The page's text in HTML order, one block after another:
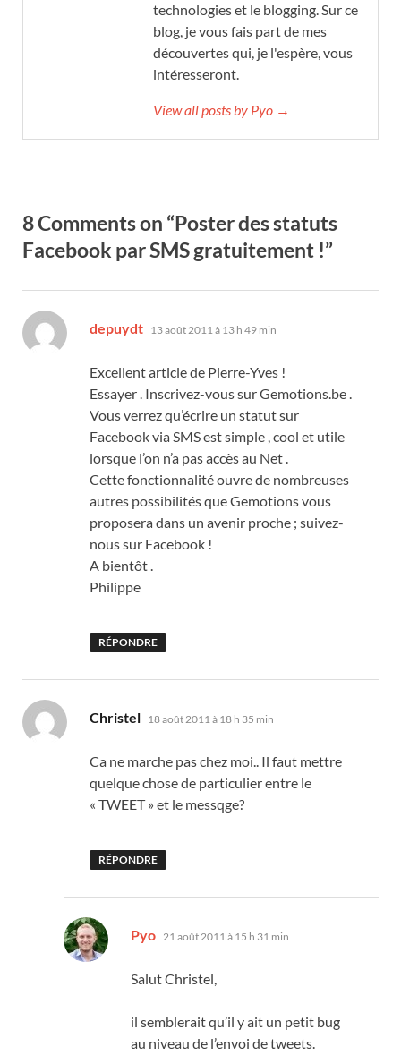
technologies et le blogging. Sur ce
blog, je vous fais part de mes
découvertes qui, je l'espère, vous
intéresseront.
View all posts by Pyo →
8 Comments on “Poster des statuts
Facebook par SMS gratuitement !”
depuydt dit :
13 août 2011 à 13 h 49 min
Excellent article de Pierre-Yves !
Essayer . Inscrivez-vous sur Gemotions.be .
Vous verrez qu’écrire un statut sur
Facebook via SMS est simple , cool et utile
lorsque l’on n’a pas accès au Net .
Cette fonctionnalité ouvre de nombreuses
autres possibilités que Gemotions vous
proposera dans un avenir proche ; suivez-
nous sur Facebook !
A bientôt .
Philippe
RÉPONDRE
Christel dit :
18 août 2011 à 18 h 35 min
Ca ne marche pas chez moi.. Il faut mettre
quelque chose de particulier entre le
« TWEET » et le messqge?
RÉPONDRE
Pyo dit :
21 août 2011 à 15 h 31 min
Salut Christel,
il semblerait qu’il y ait un petit bug
au niveau de l’envoi de tweets.